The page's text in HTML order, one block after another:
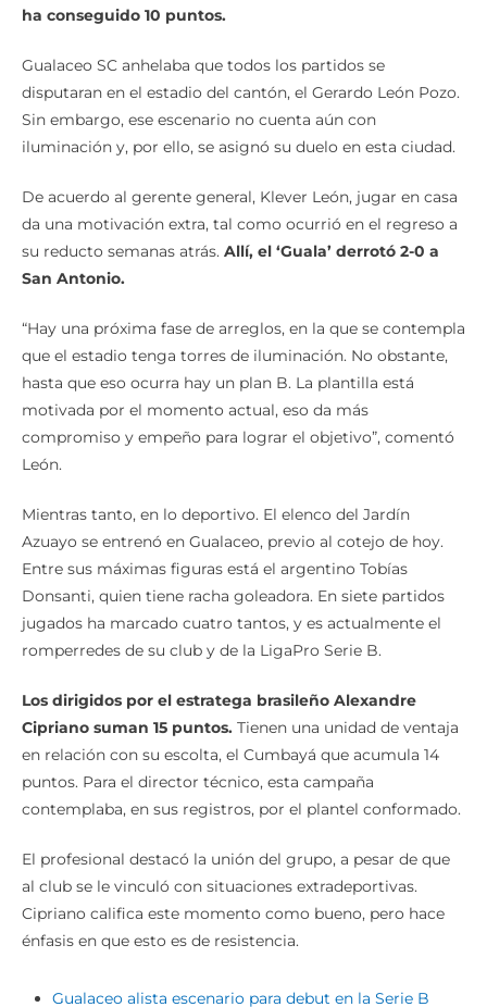
ha conseguido 10 puntos.
Gualaceo SC anhelaba que todos los partidos se
disputaran en el estadio del cantón, el Gerardo León Pozo.
Sin embargo, ese escenario no cuenta aún con
iluminación y, por ello, se asignó su duelo en esta ciudad.
De acuerdo al gerente general, Klever León, jugar en casa
da una motivación extra, tal como ocurrió en el regreso a
su reducto semanas atrás. Allí, el ‘Guala’ derrotó 2-0 a
San Antonio.
“Hay una próxima fase de arreglos, en la que se contempla
que el estadio tenga torres de iluminación. No obstante,
hasta que eso ocurra hay un plan B. La plantilla está
motivada por el momento actual, eso da más
compromiso y empeño para lograr el objetivo”, comentó
León.
Mientras tanto, en lo deportivo. El elenco del Jardín
Azuayo se entrenó en Gualaceo, previo al cotejo de hoy.
Entre sus máximas figuras está el argentino Tobías
Donsanti, quien tiene racha goleadora. En siete partidos
jugados ha marcado cuatro tantos, y es actualmente el
romperredes de su club y de la LigaPro Serie B.
Los dirigidos por el estratega brasileño Alexandre
Cipriano suman 15 puntos. Tienen una unidad de ventaja
en relación con su escolta, el Cumbayá que acumula 14
puntos. Para el director técnico, esta campaña
contemplaba, en sus registros, por el plantel conformado.
El profesional destacó la unión del grupo, a pesar de que
al club se le vinculó con situaciones extradeportivas.
Cipriano califica este momento como bueno, pero hace
énfasis en que esto es de resistencia.
Gualaceo alista escenario para debut en la Serie B